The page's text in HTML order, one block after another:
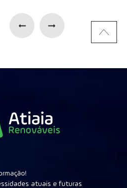
atuais e futuras